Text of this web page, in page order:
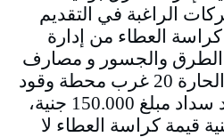
الراغبة في التقديم
العطاء من إدارة
الطرق والجسور و مصارف
المياه بمقرها بالثورة الحارة 20 غرب محطة وقود
النيل شارع الوادي بعد سداد مبلغ 150.000 جنية،
قيمة كراسة العطاء لا